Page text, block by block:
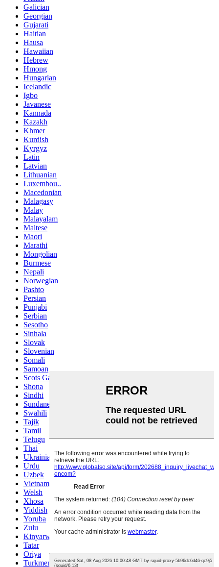
Galician
Georgian
Gujarati
Haitian
Hausa
Hawaiian
Hebrew
Hmong
Hungarian
Icelandic
Igbo
Javanese
Kannada
Kazakh
Khmer
Kurdish
Kyrgyz
Latin
Latvian
Lithuanian
Luxembou..
Macedonian
Malagasy
Malay
Malayalam
Maltese
Maori
Marathi
Mongolian
Burmese
Nepali
Norwegian
Pashto
Persian
Punjabi
Serbian
Sesotho
Sinhala
Slovak
Slovenian
Somali
Samoan
Scots Gaelic
Shona
Sindhi
Sundanese
Swahili
Tajik
Tamil
Telugu
Thai
Ukrainian
Urdu
Uzbek
Vietnamese
Welsh
Xhosa
Yiddish
Yoruba
Zulu
Kinyarwanda
Tatar
Oriya
Turkmen